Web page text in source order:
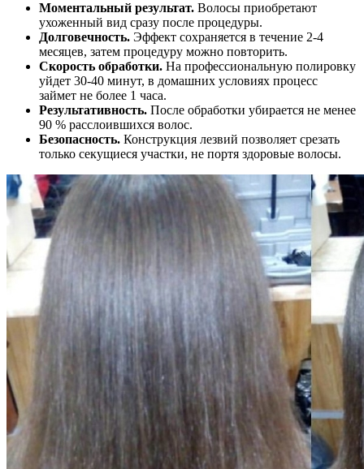
Моментальный результат. Волосы приобретают
ухоженный вид сразу после процедуры.
Долговечность. Эффект сохраняется в течение 2-4
месяцев, затем процедуру можно повторить.
Скорость обработки. На профессиональную полировку
уйдет 30-40 минут, в домашних условиях процесс
займет не более 1 часа.
Результативность. После обработки убирается не менее
90 % расслоившихся волос.
Безопасность. Конструкция лезвий позволяет срезать
только секущиеся участки, не портя здоровые волосы.